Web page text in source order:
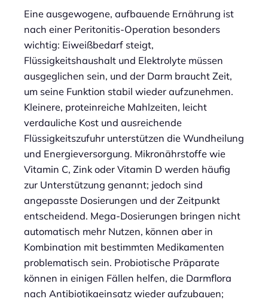
Eine ausgewogene, aufbauende Ernährung ist
nach einer Peritonitis-Operation besonders
wichtig: Eiweißbedarf steigt,
Flüssigkeitshaushalt und Elektrolyte müssen
ausgeglichen sein, und der Darm braucht Zeit,
um seine Funktion stabil wieder aufzunehmen.
Kleinere, proteinreiche Mahlzeiten, leicht
verdauliche Kost und ausreichende
Flüssigkeitszufuhr unterstützen die Wundheilung
und Energieversorgung. Mikronährstoffe wie
Vitamin C, Zink oder Vitamin D werden häufig
zur Unterstützung genannt; jedoch sind
angepasste Dosierungen und der Zeitpunkt
entscheidend. Mega-Dosierungen bringen nicht
automatisch mehr Nutzen, können aber in
Kombination mit bestimmten Medikamenten
problematisch sein. Probiotische Präparate
können in einigen Fällen helfen, die Darmflora
nach Antibiotikaeinsatz wieder aufzubauen;